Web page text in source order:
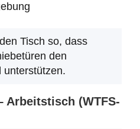
Tisch so, dass
den
unterstützen.
Arbeitstisch (WTFS-